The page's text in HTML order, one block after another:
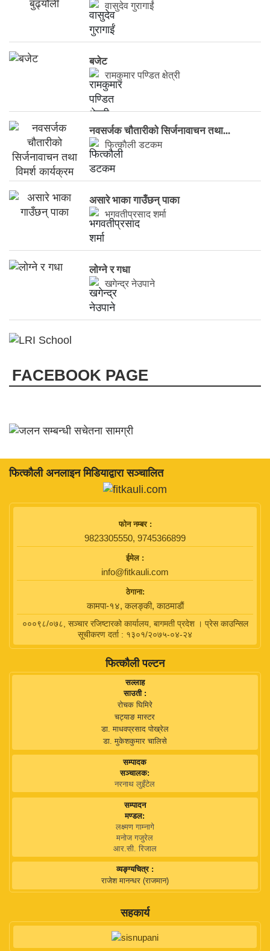
वासुदेव गुरागाईं
बजेट
रामकुमार पण्डित क्षेत्री
नवसर्जक चाैतारीकाे सिर्जनावाचन तथा...
फित्काैली डटकम
असारे भाका गाउँछन् पाका
भगवतीप्रसाद शर्मा
लाेग्ने र गधा
खगेन्द्र नेउपाने
FACEBOOK PAGE
फित्काैली अनलाइन मिडियाद्वारा सञ्चालित
फाेन नम्बर :
9823305550, 9745366899
ईमेल :
info@fitkauli.com
ठेगाना:
कामपा-१४, कलङ्की, काठमाडाैं
०००९८/०७८, सञ्चार रजिष्टारको कार्यालय, बागमती प्रदेश । प्रेस काउन्सिल
सूचीकरण दर्ता : १३०१/२०७५-०४-२४
फित्कौली पल्टन
सल्लाह
साउती :
रोचक घिमिरे
चट्याङ मास्टर
डा. माधवप्रसाद पोख्रेल
डा. मुकेशकुमार चालिसे
सम्पादक
सञ्चालक:
नरनाथ लुइँटेल
सम्पादन
मण्डल:
लक्ष्मण गाम्नागे
मनोज गजुरेल
आर.सी. रिजाल
व्यङ्ग्यचित्र :
राजेश मानन्धर (राजमान)
सहकार्य